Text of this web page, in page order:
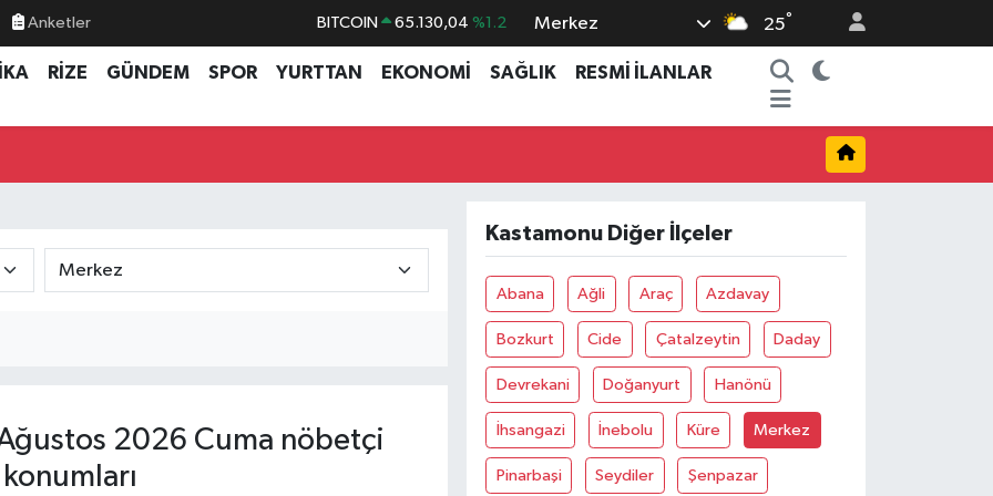
Anketler BITCOIN 65.130,04 %1.2
DOLAR 47,7106 %0.17
GRAM ALTIN 6618.49 %2.12
%-19
Merkez 25°
RİZE GÜNDEM SPOR YURTTAN EKONOMİ SAĞLIK
RESMİ İLANLAR
2026 Cuma nöbetçi
Kastamonu Diğer İlçeler
Abana Ağli Araç Azdavay
Bozkurt Cide Çatalzeytin Daday
Devrekani Doğanyurt Hanönü
İhsangazi İnebolu Küre Merkez
Pinarbaşi Seydiler Şenpazar